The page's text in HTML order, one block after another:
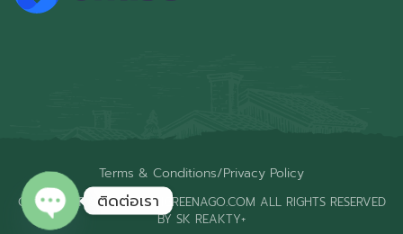
COPYRIGHT © 2026 THAIGREENAGO.COM ALL RIGHTS RESERVED
BY SK REAKTY+
Terms & Conditions/Privacy Policy
ติดต่อเรา